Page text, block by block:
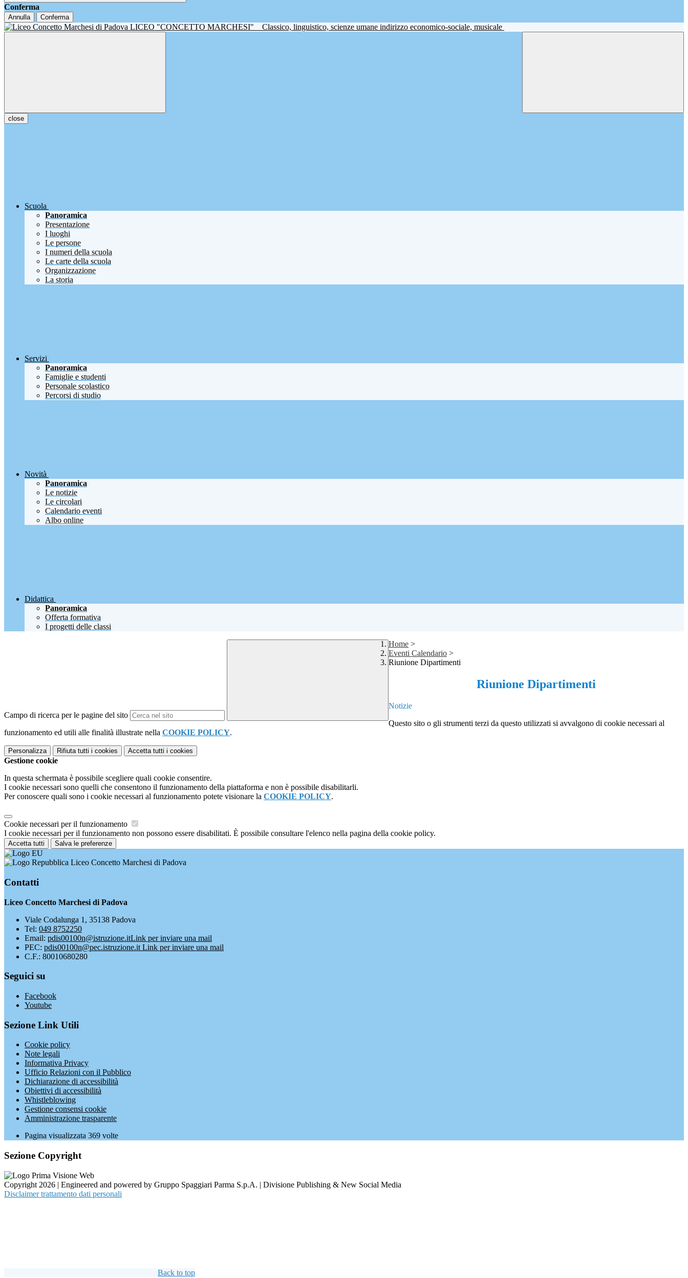
Conferma
Annulla Conferma
LICEO "CONCETTO MARCHESI" Classico, linguistico, scienze umane indirizzo economico-sociale, musicale
close
Scuola
Panoramica
Presentazione
I luoghi
Le persone
I numeri della scuola
Le carte della scuola
Organizzazione
La storia
Servizi
Panoramica
Famiglie e studenti
Personale scolastico
Percorsi di studio
Novità
Panoramica
Le notizie
Le circolari
Calendario eventi
Albo online
Didattica
Panoramica
Offerta formativa
I progetti delle classi
Campo di ricerca per le pagine del sito
Home >
Eventi Calendario >
Riunione Dipartimenti
Riunione Dipartimenti
Notizie
Questo sito o gli strumenti terzi da questo utilizzati si avvalgono di cookie necessari al
funzionamento ed utili alle finalità illustrate nella COOKIE POLICY.
Personalizza Rifiuta tutti i cookies Accetta tutti i cookies
Gestione cookie
In questa schermata è possibile scegliere quali cookie consentire.
I cookie necessari sono quelli che consentono il funzionamento della piattaforma e non è possibile disabilitarli.
Per conoscere quali sono i cookie necessari al funzionamento potete visionare la COOKIE POLICY.
Cookie necessari per il funzionamento
I cookie necessari per il funzionamento non possono essere disabilitati. È possibile consultare l'elenco nella pagina della cookie policy.
Accetta tutti Salva le preferenze
Liceo Concetto Marchesi di Padova
Contatti
Liceo Concetto Marchesi di Padova
Viale Codalunga 1, 35138 Padova
Tel: 049 8752250
Email: pdis00100n@istruzione.itLink per inviare una mail
PEC: pdis00100n@pec.istruzione.it Link per inviare una mail
C.F.: 80010680280
Seguici su
Facebook
Youtube
Sezione Link Utili
Cookie policy
Note legali
Informativa Privacy
Ufficio Relazioni con il Pubblico
Dichiarazione di accessibilità
Obiettivi di accessibilità
Whistleblowing
Gestione consensi cookie
Amministrazione trasparente
Pagina visualizzata 369 volte
Sezione Copyright
Copyright 2026 | Engineered and powered by Gruppo Spaggiari Parma S.p.A. | Divisione Publishing & New Social Media
Disclaimer trattamento dati personali
Back to top